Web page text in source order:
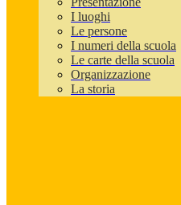
I luoghi
Le persone
I numeri della scuola
Le carte della scuola
Organizzazione
La storia